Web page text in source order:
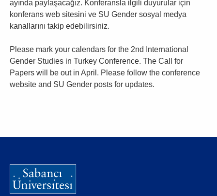
ayında paylaşacağız. Konferansla ilgili duyurular için
konferans web sitesini ve SU Gender sosyal medya
kanallarını takip edebilirsiniz.
Please mark your calendars for the 2nd International
Gender Studies in Turkey Conference. The Call for
Papers will be out in April. Please follow the conference
website and SU Gender posts for updates.